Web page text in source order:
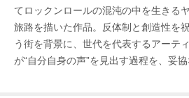
てロックンロールの混沌の中を生きる
旅路を描いた作品。反体制と創造性を
う街を背景に、世代を代表するアーテ
が“自分自身の声”を見出す過程を、妥